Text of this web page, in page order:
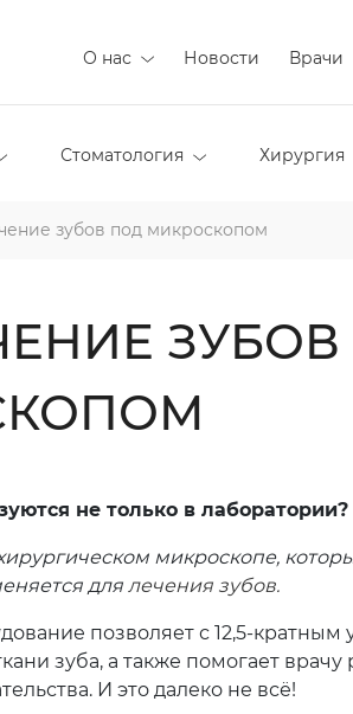
О нас Новости Врачи
Стоматология Хирургия
зубов под микроскопом
не только в лаборатории?
микроскопе,
для лечения зубов.
позволяет с 12,5-
зуба, а также помогает врачу
И это далеко не всё! ⠀